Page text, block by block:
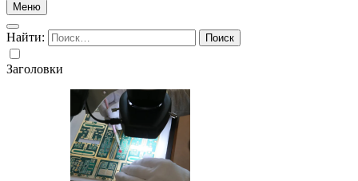
Меню
Найти:
Заголовки